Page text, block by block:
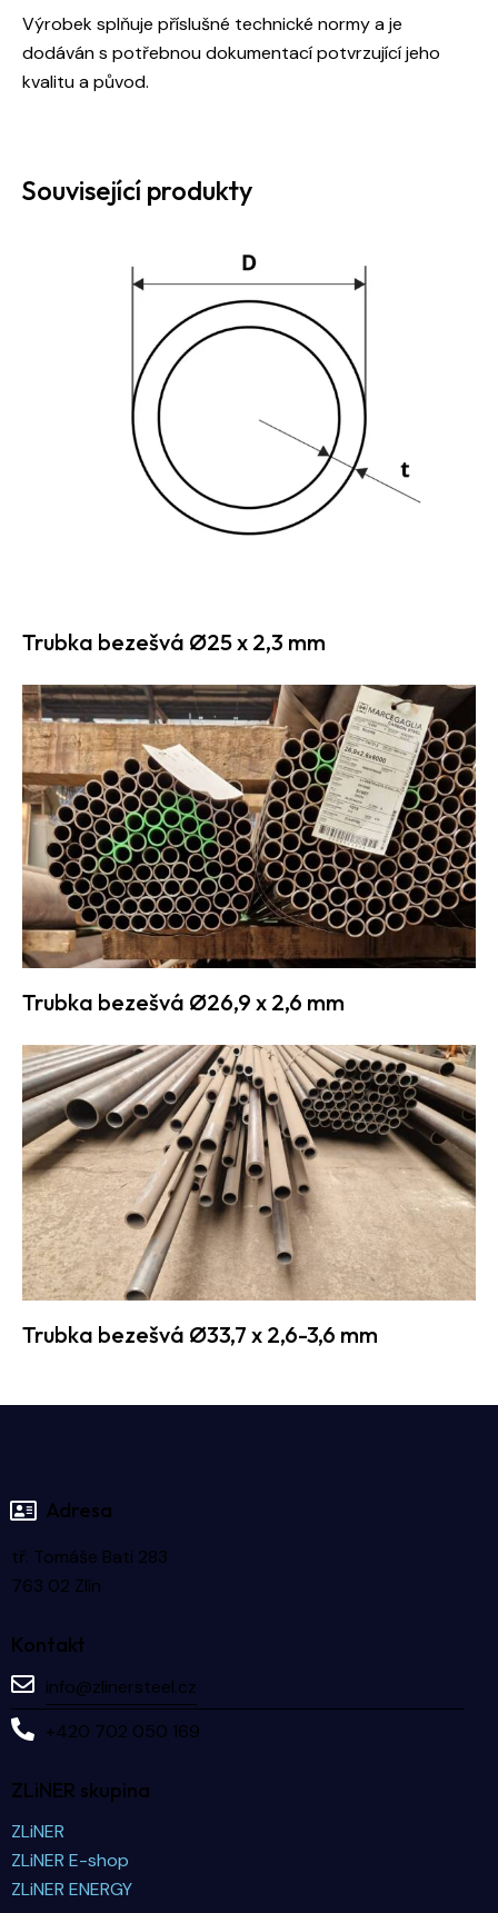
Výrobek splňuje příslušné technické normy a je
dodáván s potřebnou dokumentací potvrzující jeho
kvalitu a původ.
Související produkty
Trubka bezešvá Ø25 x 2,3 mm
Trubka bezešvá Ø26,9 x 2,6 mm
Trubka bezešvá Ø33,7 x 2,6-3,6 mm
Adresa
tř. Tomáše Bati 283
763 02 Zlín
Kontakt
info@zlinersteel.cz
+420 702 050 169
ZLiNER skupina
ZLiNER
ZLiNER E-shop
ZLiNER ENERGY